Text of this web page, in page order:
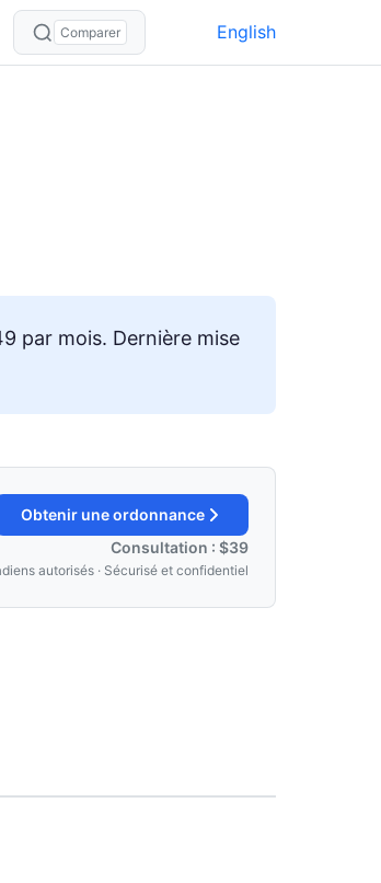
Comparer English
par mois. Dernière mise
Obtenir une ordonnance
Consultation : $39
autorisés · Sécurisé et confidentiel